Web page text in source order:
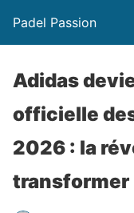
Padel Passion
Adidas
officielle
2026 : la
transformer